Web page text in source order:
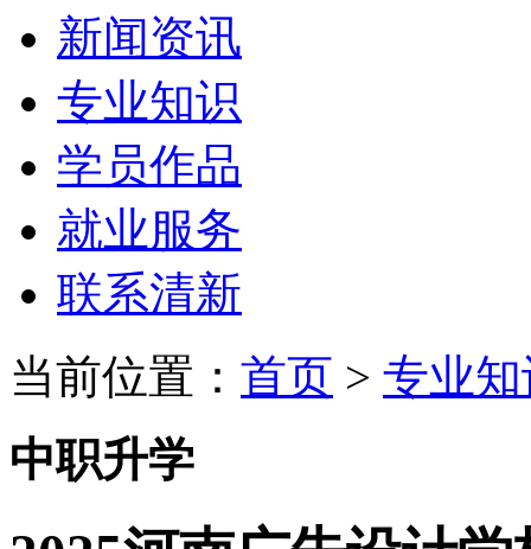
新闻资讯
专业知识
学员作品
就业服务
联系清新
当前位置： 首页 > 专业
中职升学